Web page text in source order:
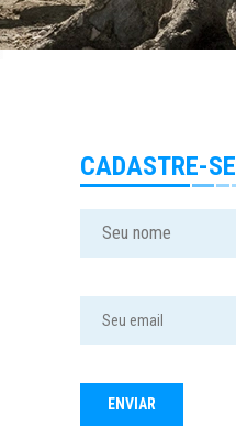
CADASTRE-SE